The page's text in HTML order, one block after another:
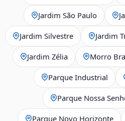
Jardim São Paulo
Jardim Silvestre Jardim
Jardim Zélia Morro
Parque Industrial
Parque Nossa
Parque Novo Horizonte